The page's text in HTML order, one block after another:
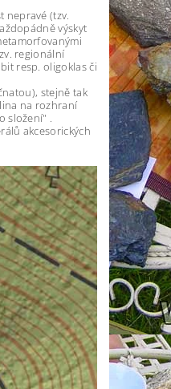
nepravé (tzv.
výskyt
regionální
resp. oligoklas či
stejně tak
na rozhraní
složení" .
akcesorických